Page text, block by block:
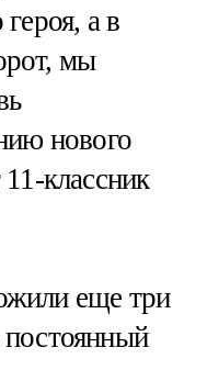
а в
мы
нового
классник
еще три